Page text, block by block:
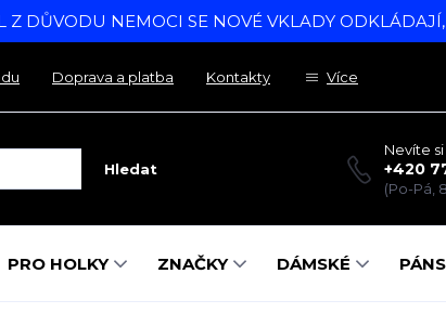
DŮVODU NEMOCI SE NOVÉ VKLADY
Doprava a platba Kontakty Více
Hledat
Nevíte
+420
(Po-Pá,
PRO HOLKY ZNAČKY DÁMSKÉ